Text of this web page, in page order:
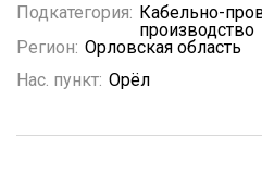
Подкатегория: Кабельно-
производство
Регион: Орловская область
Нас. пункт: Орёл